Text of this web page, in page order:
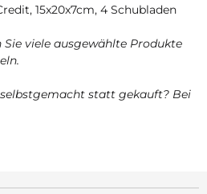
15x20x7cm, 4 Schubladen
viele ausgewählte Produkte
statt gekauft? Bei